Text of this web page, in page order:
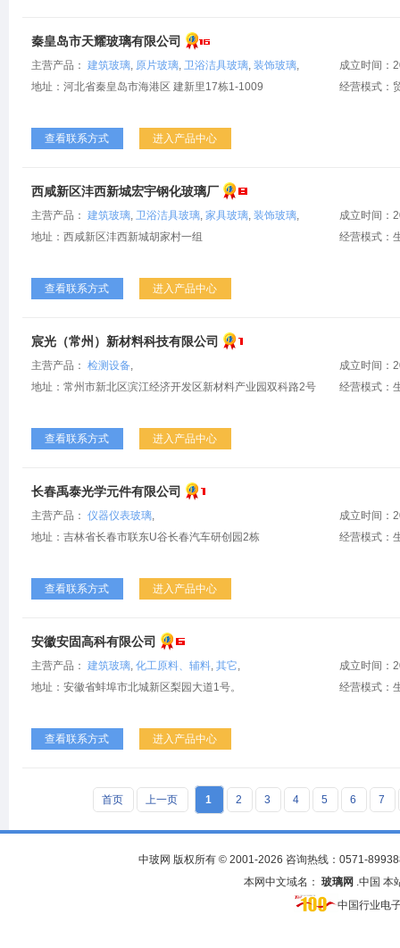
秦皇岛市天耀玻璃有限公司
主营产品： 建筑玻璃, 原片玻璃, 卫浴洁具玻璃, 装饰玻璃,
地址：河北省秦皇岛市海港区 建新里17栋1-1009
成立时间：
经营模式：
查看联系方式 进入产品中心
西咸新区沣西新城宏宇钢化玻璃厂
主营产品： 建筑玻璃, 卫浴洁具玻璃, 家具玻璃, 装饰玻璃,
地址：西咸新区沣西新城胡家村一组
成立时间：
经营模式：
查看联系方式 进入产品中心
宸光（常州）新材料科技有限公司
主营产品： 检测设备,
地址：常州市新北区滨江经济开发区新材料产业园双科路2号
成立时间：
经营模式：
查看联系方式 进入产品中心
长春禹泰光学元件有限公司
主营产品： 仪器仪表玻璃,
地址：吉林省长春市联东U谷长春汽车研创园2栋
成立时间：
经营模式：
查看联系方式 进入产品中心
安徽安固高科有限公司
主营产品： 建筑玻璃, 化工原料、辅料, 其它,
地址：安徽省蚌埠市北城新区梨园大道1号。
成立时间：
经营模式：
查看联系方式 进入产品中心
首页 上一页 1 2 3 4 5 6 7
中玻网 版权所有 © 2001-2026 咨询热线：0571-
本网中文域名： 玻璃网 .中国 本
中国行业电